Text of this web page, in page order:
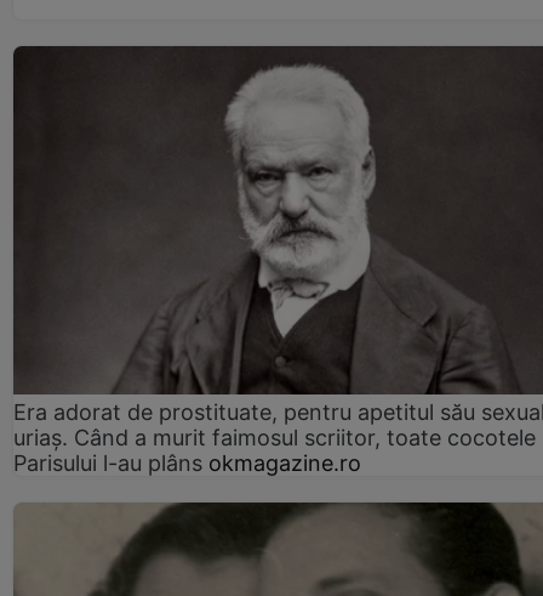
Era adorat de prostituate, pentru apetitul său
uriaș. Când a murit faimosul scriitor, toate cocotele
Parisului l-au plâns okmagazine.ro